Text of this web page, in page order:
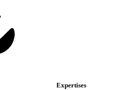
Expertises